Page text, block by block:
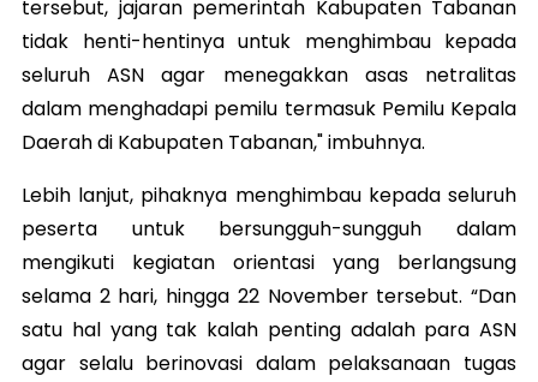
tersebut, jajaran pemerintah Kabupaten Tabanan
tidak henti-hentinya untuk menghimbau kepada
seluruh ASN agar menegakkan asas netralitas
dalam menghadapi pemilu termasuk Pemilu Kepala
Daerah di Kabupaten Tabanan," imbuhnya.
Lebih lanjut, pihaknya menghimbau kepada seluruh
peserta untuk bersungguh-sungguh dalam
mengikuti kegiatan orientasi yang berlangsung
selama 2 hari, hingga 22 November tersebut. “Dan
satu hal yang tak kalah penting adalah para ASN
agar selalu berinovasi dalam pelaksanaan tugas